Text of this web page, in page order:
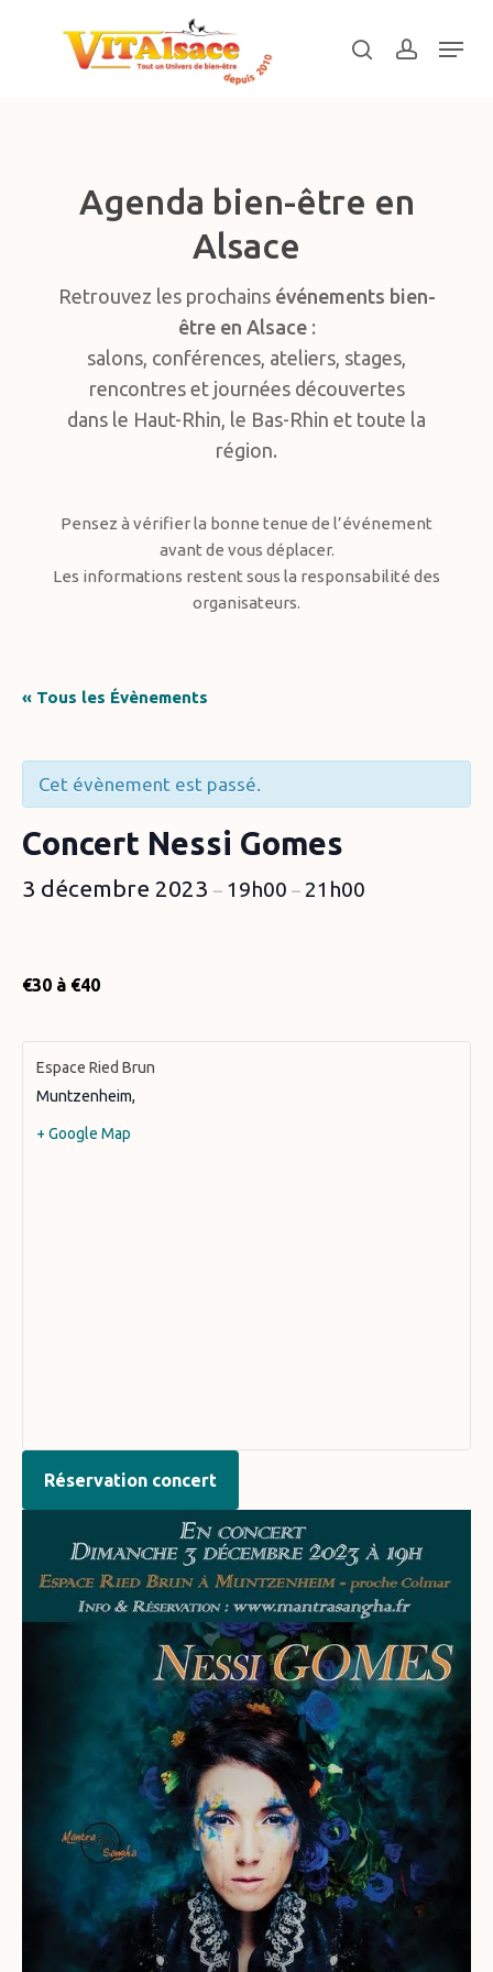
searchaccount
Menu
Agenda bien-être en
Alsace
Retrouvez les prochains événements bien-
être en Alsace:
salons, conférences, ateliers, stages,
rencontres et journées découvertes
dans le Haut-Rhin, le Bas-Rhin et toute la
région.
Pensez à vérifier la bonne tenue de l’événement
avant de vous déplacer.
Les informations restent sous la responsabilité des
organisateurs.
« Tous les Évènements
Cet évènement est passé.
Concert Nessi Gomes
3 décembre 2023 – 19h00 – 21h00
€30 à €40
Espace Ried Brun
Muntzenheim,
+ Google Map
Réservation concert